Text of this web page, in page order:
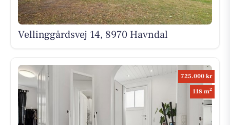
Vellinggårdsvej 14, 8970 Havndal
725.000 kr
118 m2